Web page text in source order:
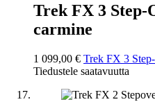
Trek FX 3 Step-
carmine
1 099,00 € Trek FX 3
Tiedustele saatavuutta